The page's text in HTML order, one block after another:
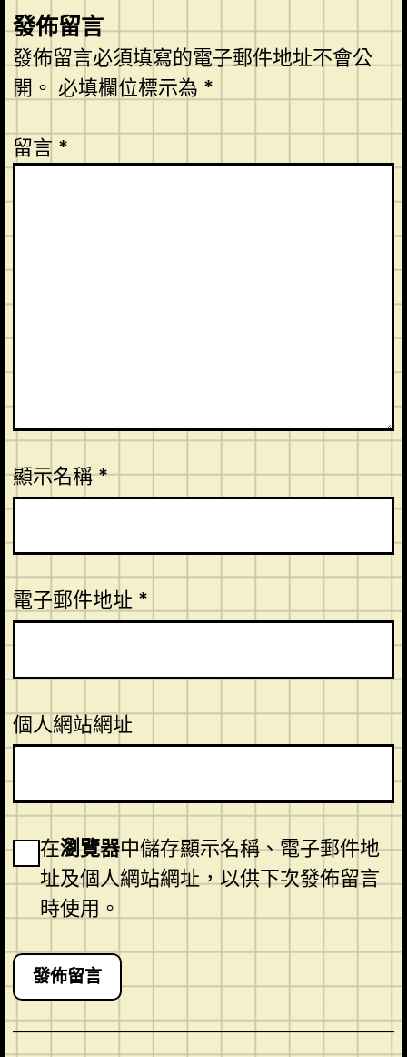
發佈留言
發佈留言必須填寫的電子郵件地址不會公
開。 必填欄位標示為 *
留言 *
顯示名稱*
電子郵件地址 *
個人網站網址
在瀏覽器中儲存顯示名稱、電子郵件地
址及個人網站網址，以供下次發佈留言
時使用。